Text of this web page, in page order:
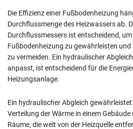
Die Effizienz einer Fußbodenheizung
Durchflussmenge des Heizwassers ab.
Durchflussmessers ist entscheidend,
Fußbodenheizung zu gewährleisten
zu vermeiden. Ein hydraulischer
anpasst, ist entscheidend für die
Heizungsanlage.
Ein hydraulischer Abgleich
Verteilung der Wärme in einem
Räume, die weit von der Heizquelle